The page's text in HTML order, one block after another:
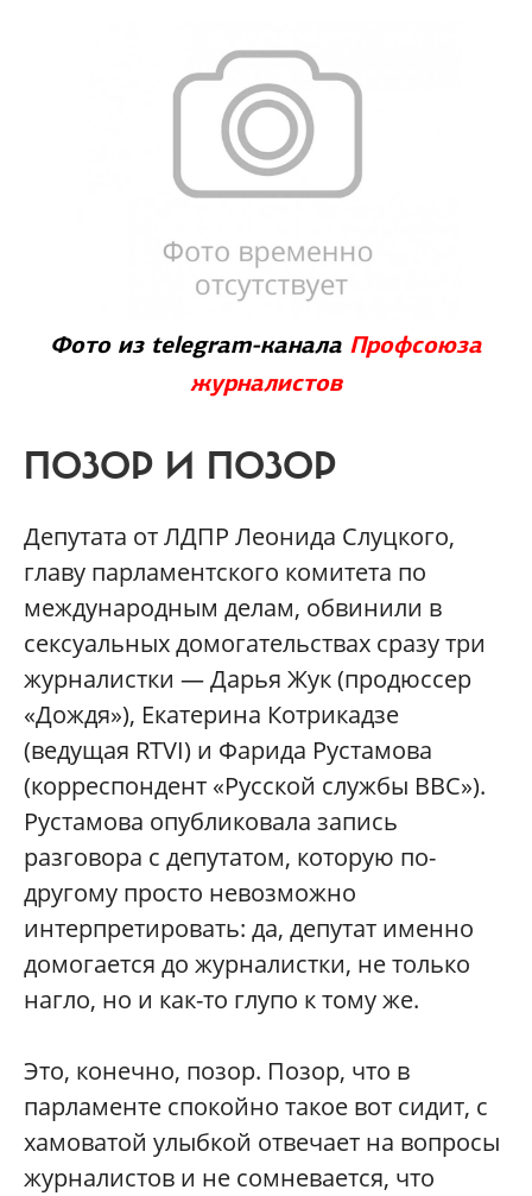
Фото из telegram-канала Профсоюза
журналистов
ПОЗОР И ПОЗОР
Депутата от ЛДПР Леонида Слуцкого,
главу парламентского комитета по
международным делам, обвинили в
сексуальных домогательствах сразу три
журналистки — Дарья Жук (продюссер
«Дождя»), Екатерина Котрикадзе
(ведущая RTVI) и Фарида Рустамова
(корреспондент «Русской службы BBC»).
Рустамова опубликовала запись
разговора с депутатом, которую по-
другому просто невозможно
интерпретировать: да, депутат именно
домогается до журналистки, не только
нагло, но и как-то глупо к тому же.
Это, конечно, позор. Позор, что в
парламенте спокойно такое вот сидит, с
хамоватой улыбкой отвечает на вопросы
журналистов и не сомневается, что